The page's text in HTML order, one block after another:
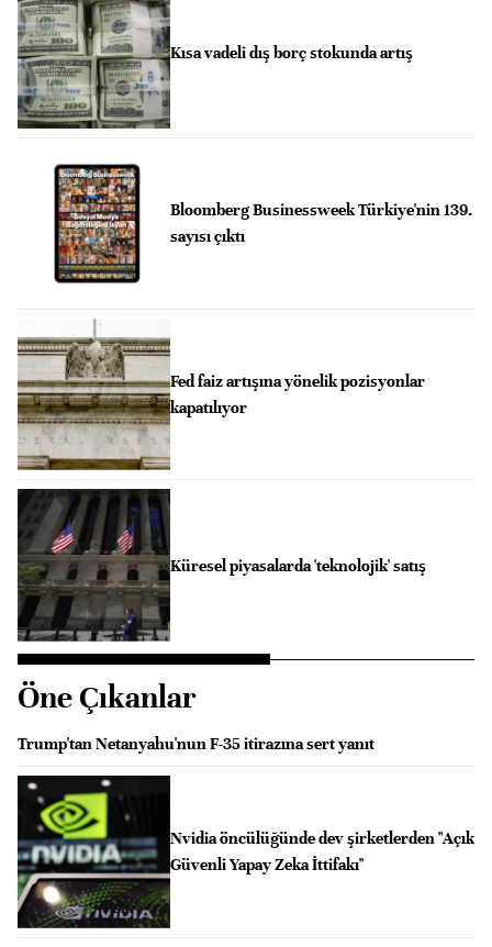
Kısa vadeli dış borç stokunda artış
Bloomberg Businessweek Türkiye'nin 139.
sayısı çıktı
Fed faiz artışına yönelik pozisyonlar
kapatılıyor
Küresel piyasalarda 'teknolojik' satış
Öne Çıkanlar
Trump'tan Netanyahu'nun F-35 itirazına sert yanıt
Nvidia öncülüğünde dev şirketlerden "Açık
Güvenli Yapay Zeka İttifakı"